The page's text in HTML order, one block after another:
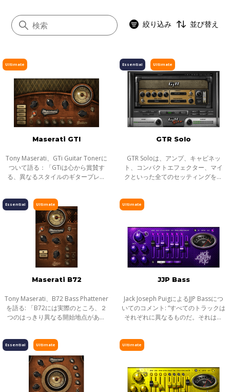
すべて
イコライザー
ダイナミクス
ボーカル
マスタリング
サチュレーション／ディストーション
モジュレーション
ピッチ／タイムシフト
ディレイ／リバーブ
エフェクト
インストゥルメント
ギター／ベース
メーター
サラウンド
ヘッドフォンミキシング
ライブソリューション
チャンネルストリップ
ハーモニックエンハンサー
絞り込み 並び替え
Ultimate
Maserati GTI
Tony Maserati、GTi Guitar Tonerに
ついて語る：「GTiは心から賞賛す
る、異なるスタイルのギタープレー
ート地点となる設定を見つけようと
しました
Ultimate
Essential
GTR Solo
GTR Soloは、アンプ、キャビネッ
ト、コンパクトエフェクター、マイ
クといった全てのセッティングをコ
ほか数多くのアンプはもちろん、デ
Ultimate
Essential
Maserati B72
Tony Maserati、B72 Bass Phattener
を語る: 「B72には実際のところ、２
つのはっきり異なる開始地点があり
に取り組んできました。そこでは１
つのサ
Ultimate
JJP Bass
Jack Joseph PuigによるJJP Bassにつ
いてのコメント: “すべてのトラックは
それぞれに異なるものだ。それはベ
スで抜けの良いミッドレンジだった
Ultimate
Essential Ultimate